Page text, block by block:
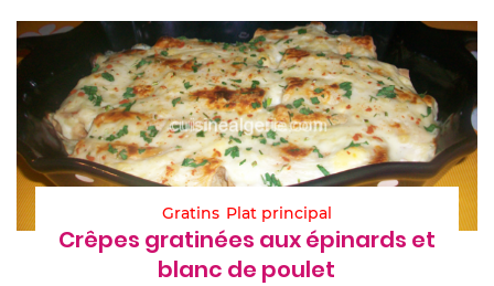
Gratins Plat principal
Crêpes gratinées aux épinards et
blanc de poulet